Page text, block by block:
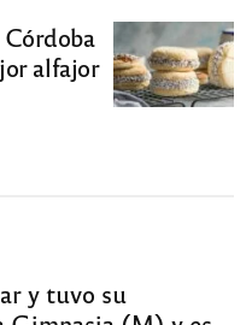
alfajor
y tuvo su